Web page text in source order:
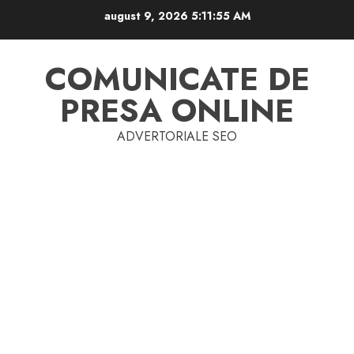
august 9, 2026 5:11:56 AM
COMUNICATE DE
PRESA ONLINE
ADVERTORIALE SEO